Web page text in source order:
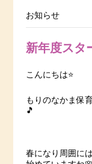
お知らせ
新年度スタ
こんにちは⭐️
もりのなかま保
🎵
春になり周囲に